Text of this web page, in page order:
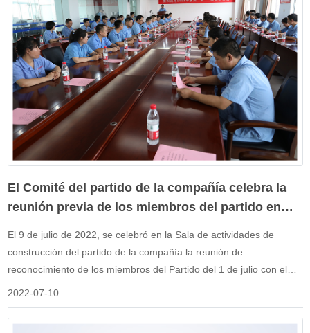
El Comité del partido de la compañía celebra la
reunión previa de los miembros del partido en
El 9 de julio de 2022, se celebró en la Sala de actividades de
construcción del partido de la compañía la reunión de
reconocimiento de los miembros del Partido del 1 de julio con el
tema "la historia de calidad en mi corazón". El Comité del partido
partido y tres pioneros del partido. A continuación, se llevará a
2022-07-10